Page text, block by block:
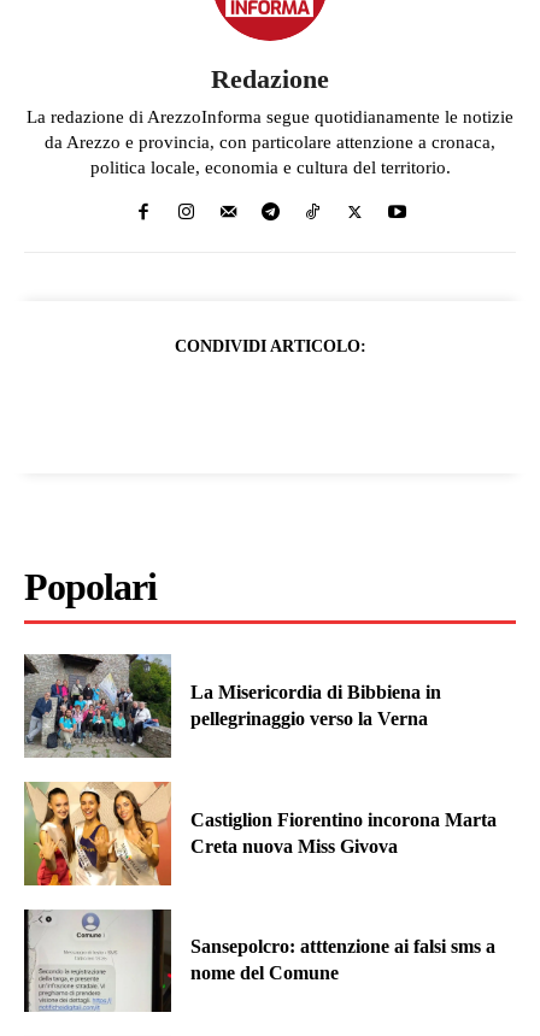
Redazione
La redazione di ArezzoInforma segue quotidianamente le notizie
da Arezzo e provincia, con particolare attenzione a cronaca,
politica locale, economia e cultura del territorio.
CONDIVIDI ARTICOLO:
Popolari
La Misericordia di Bibbiena in
pellegrinaggio verso la Verna
Castiglion Fiorentino incorona Marta
Creta nuova Miss Givova
Sansepolcro: atttenzione ai falsi sms a
nome del Comune